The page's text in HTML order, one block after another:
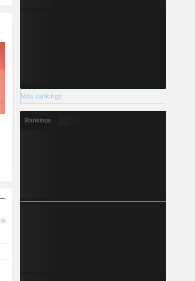
Más rankings
Rankings